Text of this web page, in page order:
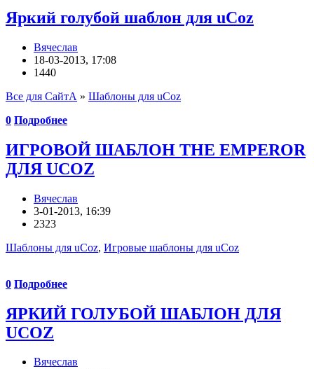
Яркий голубой шаблон для uCoz
Вячеслав
18-03-2013, 17:08
1440
Все для СайтА » Шаблоны для uCoz
0 Подробнее
ИГРОВОЙ ШАБЛОН THE EMPEROR
ДЛЯ UCOZ
Вячеслав
3-01-2013, 16:39
2323
Шаблоны для uCoz, Игровые шаблоны для uCoz
0 Подробнее
ЯРКИЙ ГОЛУБОЙ ШАБЛОН ДЛЯ
UCOZ
Вячеслав